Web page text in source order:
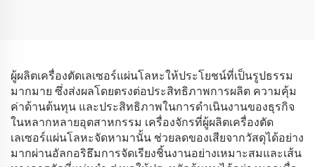
ผู้ผลิตเครื่องตัดเลเซอร์แผ่นโลหะให้ประโยชน์ที่เป็นรูปธรรม
มากมาย ซึ่งส่งผลโดยตรงต่อประสิทธิภาพการผลิต ความคุ้ม
ค่าด้านต้นทุน และประสิทธิภาพในการดำเนินงานของธุรกิจ
ในหลากหลายอุตสาหกรรม เครื่องจักรที่ผู้ผลิตเครื่องตัด
เลเซอร์แผ่นโลหะจัดหามานั้น ช่วยลดของเสียจากวัสดุได้อย่าง
มากผ่านอัลกอริธึมการจัดเรียงชิ้นงานอย่างเหมาะสมและเส้น